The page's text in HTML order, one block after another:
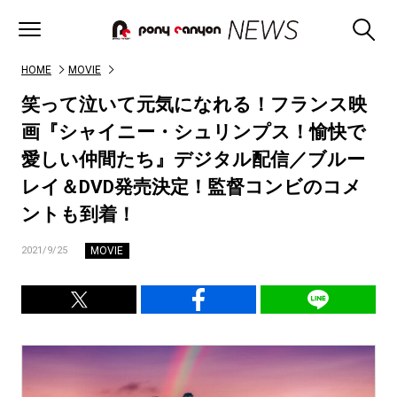
HOME MOVIE
笑って泣いて元気になれる！フランス映
画『シャイニー・シュリンプス！愉快で
愛しい仲間たち』デジタル配信／ブルー
レイ＆DVD発売決定！監督コンビのコメ
ントも到着！
2021/9/25 MOVIE